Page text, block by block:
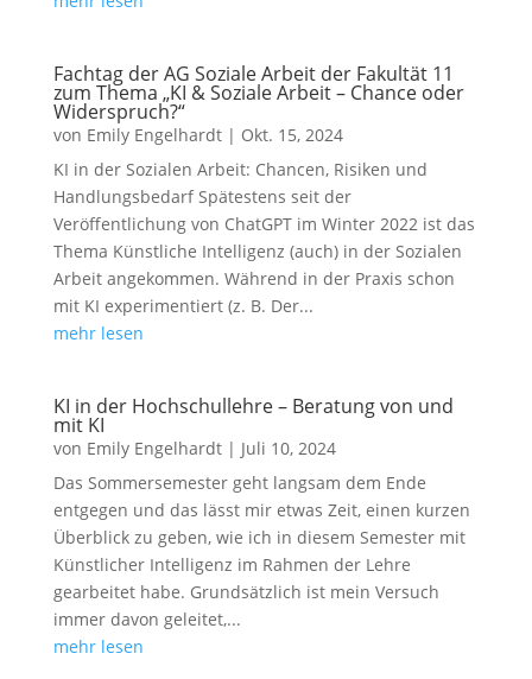
Fachtag der AG Soziale Arbeit der Fakultät 11
zum Thema „KI & Soziale Arbeit – Chance oder
Widerspruch?“
von Emily Engelhardt| Okt. 15, 2024
KI in der Sozialen Arbeit: Chancen, Risiken und
Handlungsbedarf Spätestens seit der
Veröffentlichung von ChatGPT im Winter 2022 ist das
Thema Künstliche Intelligenz (auch) in der Sozialen
Arbeit angekommen. Während in der Praxis schon
mit KI experimentiert (z. B. Der...
mehr lesen
KI in der Hochschullehre – Beratung von und
mit KI
von Emily Engelhardt| Juli 10, 2024
Das Sommersemester geht langsam dem Ende
entgegen und das lässt mir etwas Zeit, einen kurzen
Überblick zu geben, wie ich in diesem Semester mit
Künstlicher Intelligenz im Rahmen der Lehre
gearbeitet habe. Grundsätzlich ist mein Versuch
immer davon geleitet,...
mehr lesen